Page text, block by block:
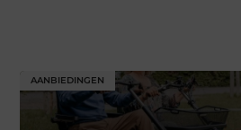
AANBIEDINGEN